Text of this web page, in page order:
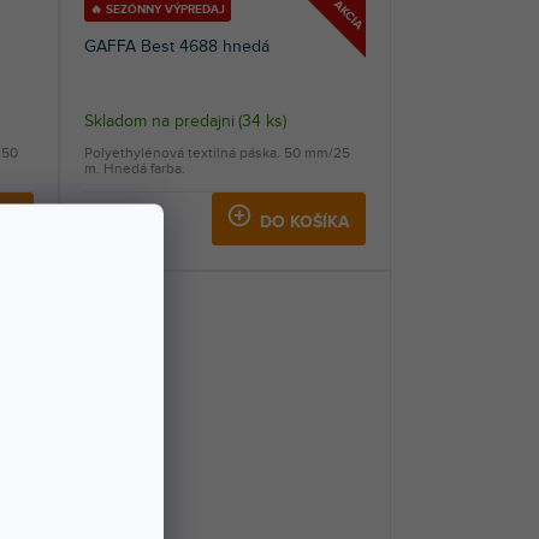
AKCIA
🔥 SEZÓNNY VÝPREDAJ
GAFFA Best 4688 hnedá
Skladom na predajni (34 ks)
DO KOŠÍKA
Polyethylénová textilná páska. 50 mm/25
m. Hnedá farba.